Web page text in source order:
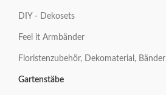
DIY - Dekosets
Feel it Armbänder
Floristenzubehör, Dekomaterial, Bänder
Gartenstäbe